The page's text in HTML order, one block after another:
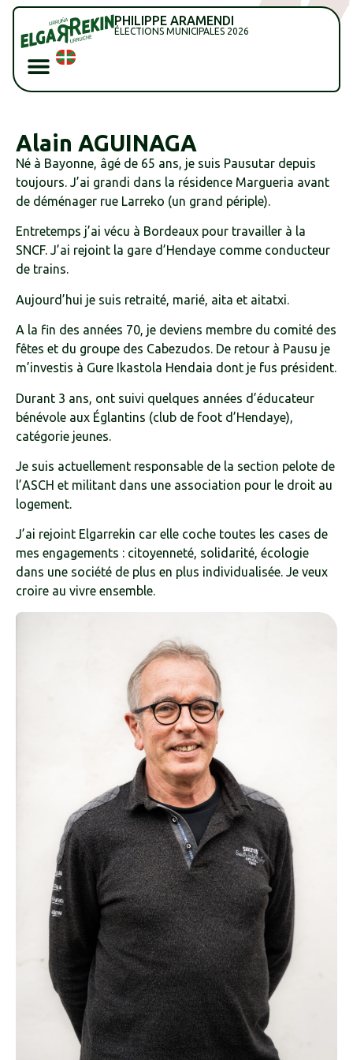
PHILIPPE ARAMENDI
ÉLECTIONS MUNICIPALES 2026
Alain AGUINAGA
Né à Bayonne, âgé de 65 ans, je suis Pausutar depuis
toujours. J’ai grandi dans la résidence Margueria avant
de déménager rue Larreko (un grand périple).
Entretemps j’ai vécu à Bordeaux pour travailler à la
SNCF. J’ai rejoint la gare d’Hendaye comme conducteur
de trains.
Aujourd’hui je suis retraité, marié, aita et aitatxi.
A la fin des années 70, je deviens membre du comité des
fêtes et du groupe des Cabezudos. De retour à Pausu je
m’investis à Gure Ikastola Hendaia dont je fus président.
Durant 3 ans, ont suivi quelques années d’éducateur
bénévole aux Églantins (club de foot d’Hendaye),
catégorie jeunes.
Je suis actuellement responsable de la section pelote de
l’ASCH et militant dans une association pour le droit au
logement.
J’ai rejoint Elgarrekin car elle coche toutes les cases de
mes engagements : citoyenneté, solidarité, écologie
dans une société de plus en plus individualisée. Je veux
croire au vivre ensemble.